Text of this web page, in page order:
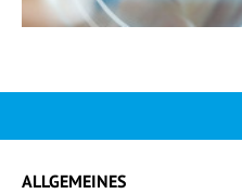
ALLGEMEINES